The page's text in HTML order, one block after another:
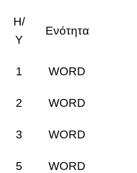
Η/
Υ
Ενότητα
1 WORD
2 WORD
3 WORD
5 WORD